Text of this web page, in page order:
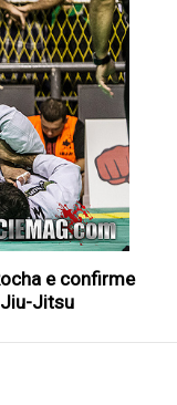
e confirme
Jiu-Jitsu